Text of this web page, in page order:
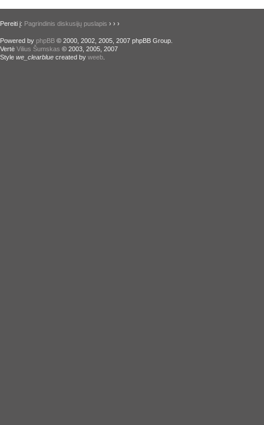
Pereiti į: Pagrindinis diskusijų puslapis › › ›
Powered by phpBB © 2000, 2002, 2005, 2007 phpBB Group.
Vertė Vilius Šumskas © 2003, 2005, 2007
Style we_clearblue created by weeb